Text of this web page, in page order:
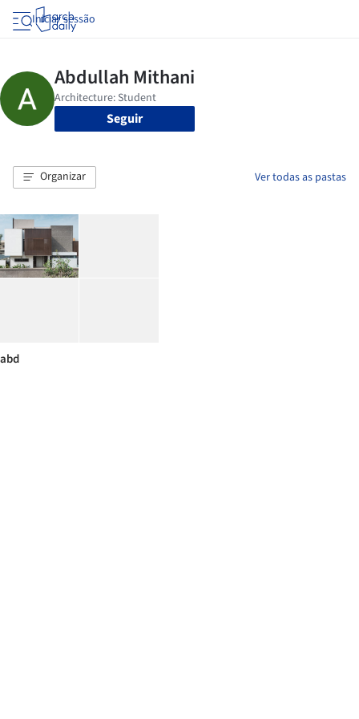
Iniciar sessão
Seguir
Organizar Ver todas as pastas
abd